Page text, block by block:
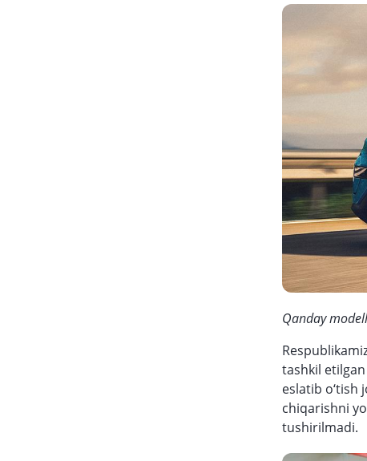
Qanday
tashkil
eslatib o‘tish
chiqarishni
tushirilmadi.